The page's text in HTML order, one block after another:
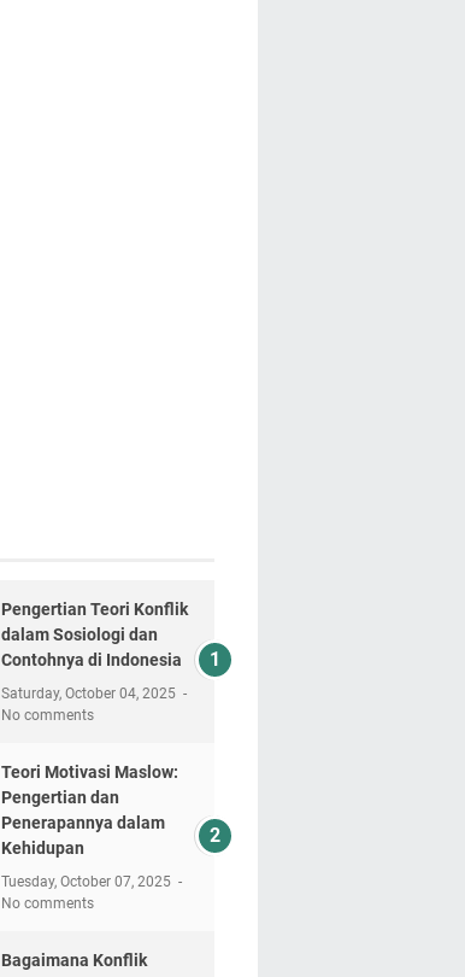
Pengertian Teori Konflik
dalam Sosiologi dan
Contohnya di Indonesia
Saturday, October 04, 2025
No comments
Teori Motivasi Maslow:
Pengertian dan
Penerapannya dalam
Kehidupan
Tuesday, October 07, 2025
No comments
Bagaimana Konflik